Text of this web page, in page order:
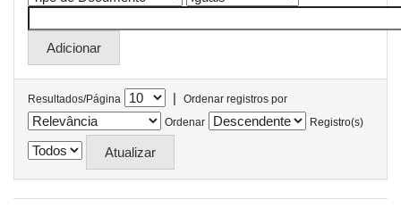
Resultados/Página |
Ordenar registros por
Ordenar
Registro(s)